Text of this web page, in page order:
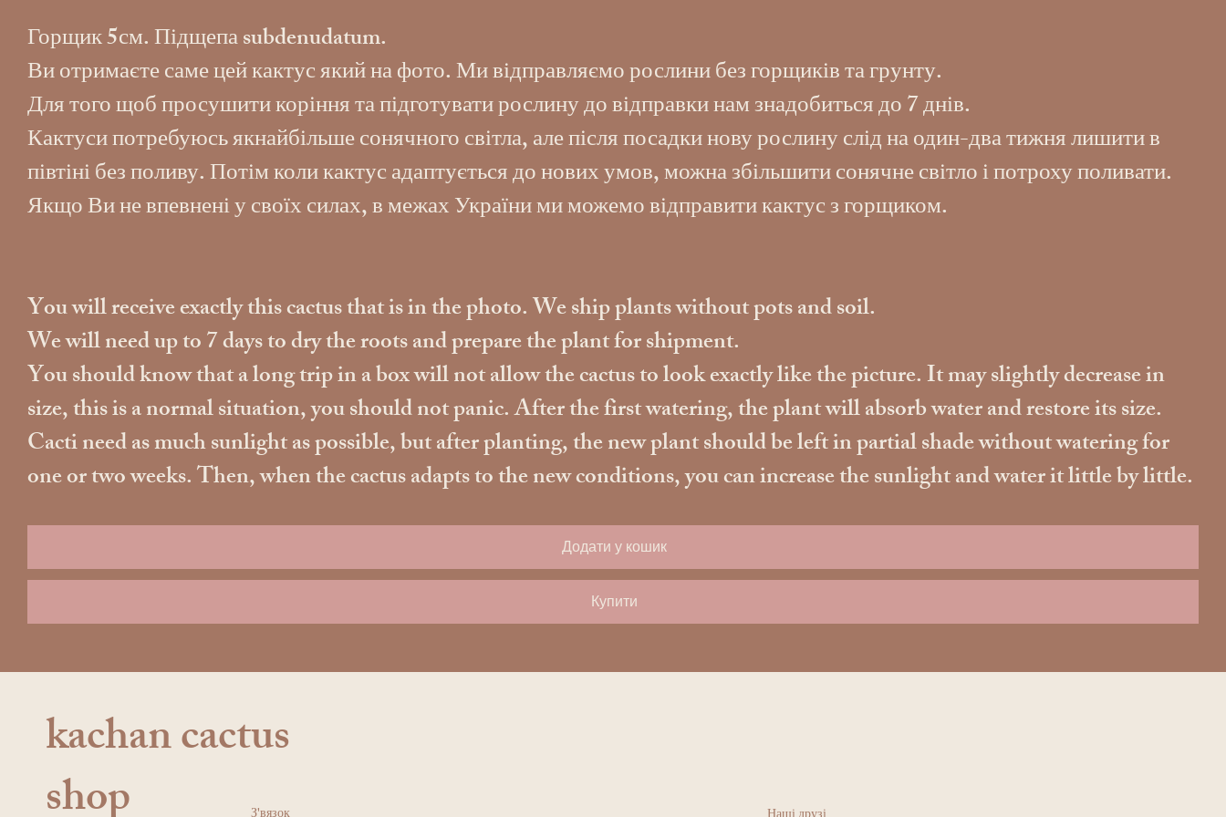
Горщик 5см. Підщепа subdenudatum.
Ви отримаєте саме цей кактус який на фото. Ми відправляємо рослини без горщиків та грунту.
Для того щоб просушити коріння та підготувати рослину до відправки нам знадобиться до 7 днів.
Кактуси потребуюсь якнайбільше сонячного світла, але після посадки нову рослину слід на один-два тижня лишити в
півтіні без поливу. Потім коли кактус адаптується до нових умов, можна збільшити сонячне світло і потроху поливати.
Якщо Ви не впевнені у своїх силах, в межах України ми можемо відправити кактус з горщиком.
You will receive exactly this cactus that is in the photo. We ship plants without pots and soil.
We will need up to 7 days to dry the roots and prepare the plant for shipment.
You should know that a long trip in a box will not allow the cactus to look exactly like the picture. It may slightly decrease in
size, this is a normal situation, you should not panic. After the first watering, the plant will absorb water and restore its size.
Cacti need as much sunlight as possible, but after planting, the new plant should be left in partial shade without watering for
one or two weeks. Then, when the cactus adapts to the new conditions, you can increase the sunlight and water it little by little.
Додати у кошик
Купити
kachan cactus